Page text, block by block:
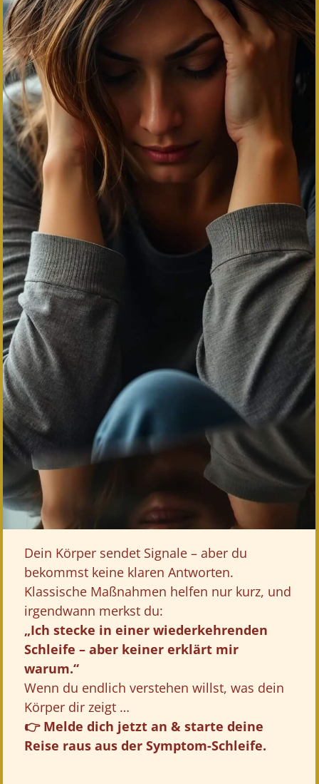
Dein Körper sendet Signale – aber du
bekommst keine klaren Antworten.
Klassische Maßnahmen helfen nur kurz, und
irgendwann merkst du:
„Ich stecke in einer wiederkehrenden
Schleife – aber keiner erklärt mir
warum.“
Wenn du endlich verstehen willst, was dein
Körper dir zeigt …
👉 Melde dich jetzt an & starte deine
Reise raus aus der Symptom-Schleife.